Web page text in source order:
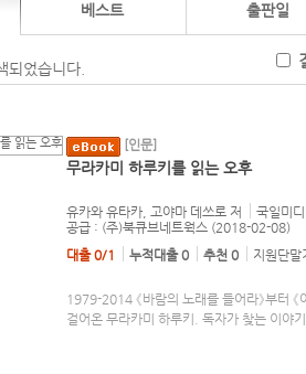
베스트 출판일
되었습니다.
[인문]
무라카미 하루키를 읽는 오후
유카와 유타카, 고야마 데쓰로 저
국일미
공급 : (주)북큐브네트웍스 (2018-02-08)
대출 0/1
누적대출 0 추천 0 지원단
1979-2014 《바람의 노래를 들어라》부터
걸어온 무라카미 하루키. 독자가 찾는 이야